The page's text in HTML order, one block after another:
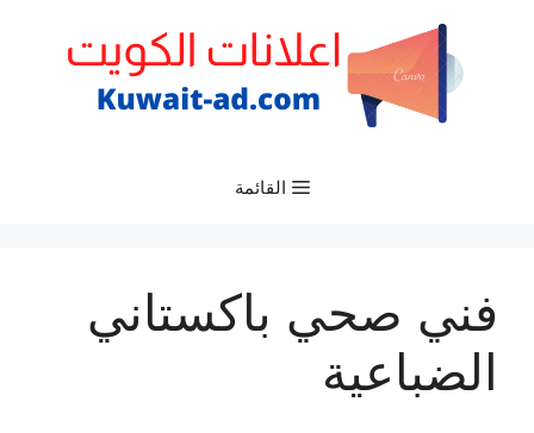
القائمة
فني صحي باكستاني
الضباعية